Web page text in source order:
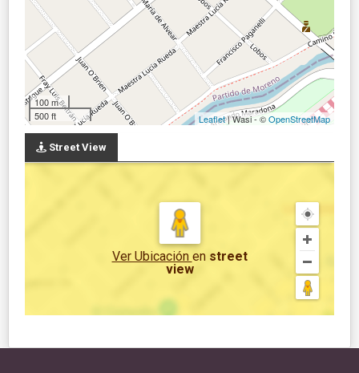
100 m
500 ft
Leaflet| Wasi - ©OpenStreetMap
Street View
Ver Ubicación en street
view